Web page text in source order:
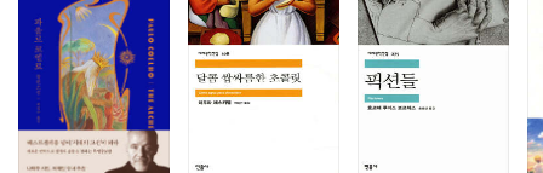
실’이 펼쳐지는 공간이라는 것이다. 『잃어버린 발자취』에 그려지는 숲의
정령, 날개 달린 뱀, 성경 속 노아가 겪은 홍수를 연상시키는 누가 새겼는지
알 수 없는 대홍수 시대의 암각화와 그 위에 사는 사람들도 형체를 다 알지
못하는 대지 위의 그림(나스까 라인) 등은 신화와 역사가 뒤섞인 그 땅에
대한 낯선 경외감을 불러일으킨다. 웅장한 대고원과 거대한 강줄기, 구름
처럼 하늘을 뒤덮고 대륙을 이주하는 나비떼, 기괴한 웃음소리처럼 들리는